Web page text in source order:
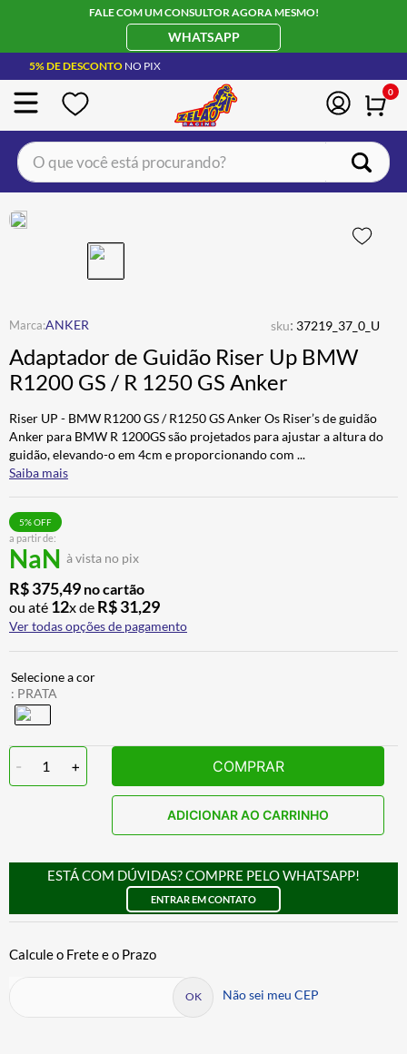
FALE COM UM CONSULTOR AGORA MESMO!
WHATSAPP
5% DE DESCONTO NO PIX
0
O que você está procurando?
ANKER sku: 37219_37_0_U
Adaptador de Guidão Riser Up BMW
R1200 GS / R 1250 GS Anker
Riser UP - BMW R1200 GS / R1250 GS Anker Os Riser’s de guidão
Anker para BMW R 1200GS são projetados para ajustar a altura do
guidão, elevando-o em 4cm e proporcionando com ...
Saiba mais
a partir de:
NaN à vista no pix
5% OFF
R$375,49 no cartão
ou até 12x de R$31,29
Ver todas opções de pagamento
: PRATA
- 1 + COMPRAR
ADICIONAR AO CARRINHO
ESTÁ COM DÚVIDAS? COMPRE PELO WHATSAPP!
ENTRAR EM CONTATO
Não sei meu CEP
BOTA
4º ÓCULOS SOLAR
5º LUVA
6º ALPINESTAR
7º BAU
8º CALÇA
9º AIROH
10º